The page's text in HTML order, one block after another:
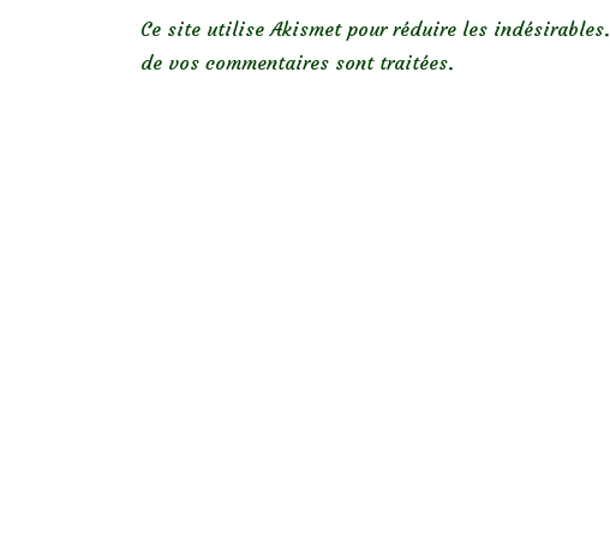
Ce site utilise Akismet pour réduire les indésirables.
de vos commentaires sont traitées.